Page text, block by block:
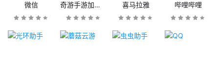
微信 奇游手游加速器 喜马拉雅 哔哩哔哩